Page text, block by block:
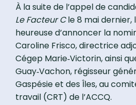
À la suite de l’appel de
Le Facteur Cle 8 mai dernier,
heureuse d’annoncer la
Caroline Frisco, directrice
Cégep Marie‑Victorin, ainsi
Guay‑Vachon, régisseur
Gaspésie et des Îles, au
travail (CRT) de l’ACCQ.